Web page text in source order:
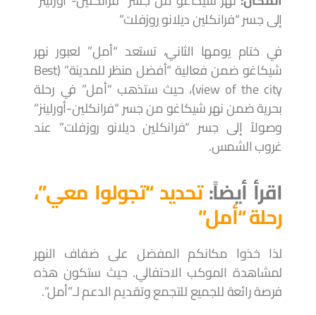
إلى جسر “فرانكلين ديلانو روزفلت”
في ختام يومها الثاني، تستعد “أمل” لعبور نهر
شيكاغو ضمن فعالية “أفضل منظر للمدينة” (Best
view of the city)، حيث ستذهب “أمل” في رحلة
بحرية ضمن نهر شيكاغو من جسر “فرانكلين-أورلينز”
وصولاً إلى جسر “فرانكلين ديلانو روزفلت” عند
غروب الشمس.
اقرأ أيضاً:تحديد “تجولوا معي”،
رحلة “أمل”
لذا خذوا مكانكم المفضل على ضفاف النهر
لمشاهدة الموكب الاحتفالي. حيث ستكون هذه
فرصة رائعة للجميع للتجمع وتقديم الدعم لـ”أمل”.